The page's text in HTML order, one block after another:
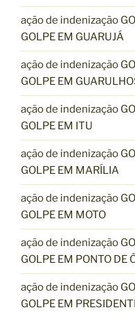
ação de indenização
GOLPE EM GUARUJÁ
ação de indenização
GOLPE EM
ação de indenização
GOLPE EM ITU
ação de indenização
GOLPE EM MARÍLIA
ação de indenização
GOLPE EM MOTO
ação de indenização
GOLPE EM PONTO DE
ação de indenização
GOLPE EM